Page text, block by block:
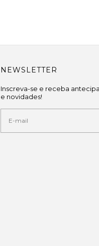
NEWSLETTER
Inscreva-se e receba
e novidades!